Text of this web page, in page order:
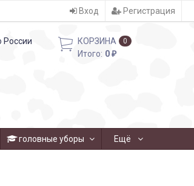
Вход Регистрация
России КОРЗИНА 0
Итого: 0₽
головные уборы Ещё